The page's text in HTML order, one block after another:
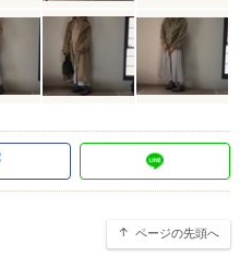
ページの先頭へ